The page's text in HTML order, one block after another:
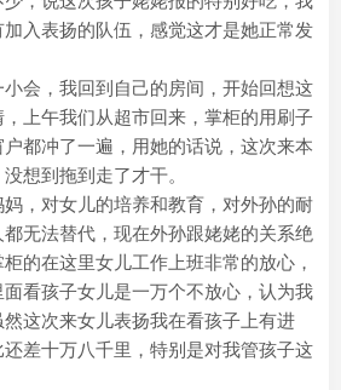
入表扬的队伍，感觉这才是她正常发
会，我回到自己的房间，开始回想这
上午我们从超市回来，掌柜的用刷子
都冲了一遍，用她的话说，这次来本
想到拖到走了才干。
，对女儿的培养和教育，对外孙的耐
无法替代，现在外孙跟姥姥的关系绝
的在这里女儿工作上班非常的放心，
看孩子女儿是一万个不放心，认为我
这次来女儿表扬我在看孩子上有进
差十万八千里，特别是对我管孩子这